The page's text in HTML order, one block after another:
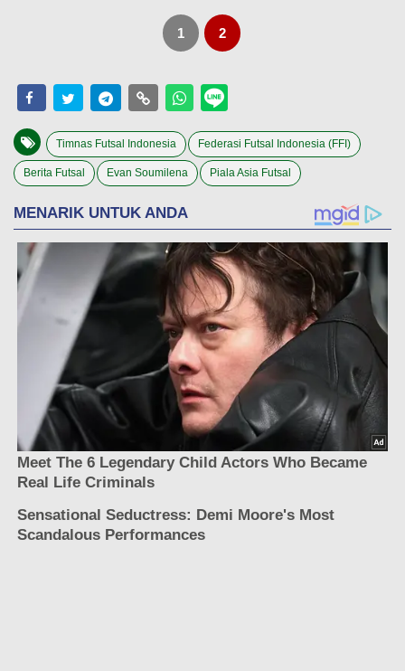
1 2
Timnas Futsal Indonesia Federasi Futsal Indonesia (FFI)
Berita Futsal Evan Soumilena Piala Asia Futsal